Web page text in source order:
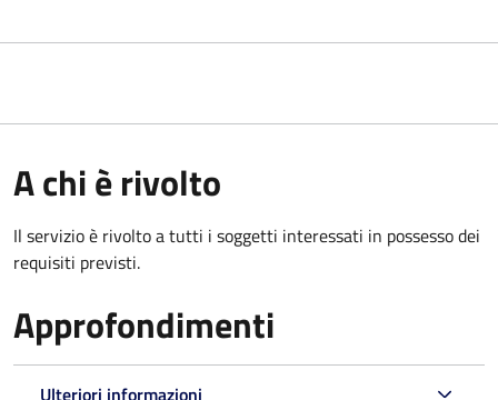
A chi è rivolto
Il servizio è rivolto a tutti i soggetti interessati in possesso dei
requisiti previsti.
Approfondimenti
Ulteriori informazioni